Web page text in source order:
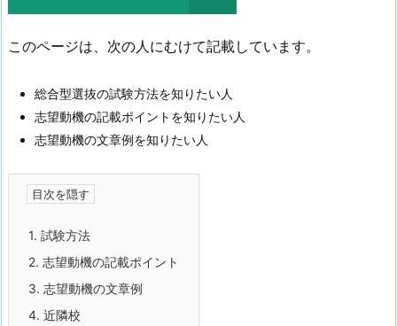
このページは、次の人にむけて記載しています。
総合型選抜の試験方法を知りたい人
志望動機の記載ポイントを知りたい人
志望動機の文章例を知りたい人
1. 試験方法
2. 志望動機の記載ポイント
3. 志望動機の文章例
4. 近隣校